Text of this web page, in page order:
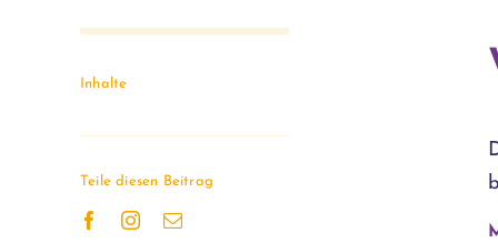
Inhalte
Teile diesen Beitrag